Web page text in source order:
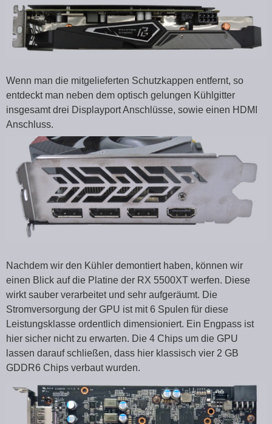
Wenn man die mitgelieferten Schutzkappen entfernt, so
entdeckt man neben dem optisch gelungen Kühlgitter
insgesamt drei Displayport Anschlüsse, sowie einen HDMI
Anschluss.
Nachdem wir den Kühler demontiert haben, können wir
einen Blick auf die Platine der RX 5500XT werfen. Diese
wirkt sauber verarbeitet und sehr aufgeräumt. Die
Stromversorgung der GPU ist mit 6 Spulen für diese
Leistungsklasse ordentlich dimensioniert. Ein Engpass ist
hier sicher nicht zu erwarten. Die 4 Chips um die GPU
lassen darauf schließen, dass hier klassisch vier 2 GB
GDDR6 Chips verbaut wurden.